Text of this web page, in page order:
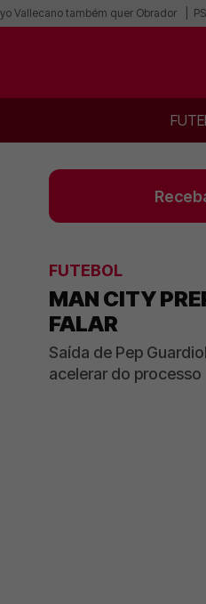
Vallecano também quer Obrador
FUTEBOL
MAN CITY
FALAR
Saída de Pep
acelerar do processo